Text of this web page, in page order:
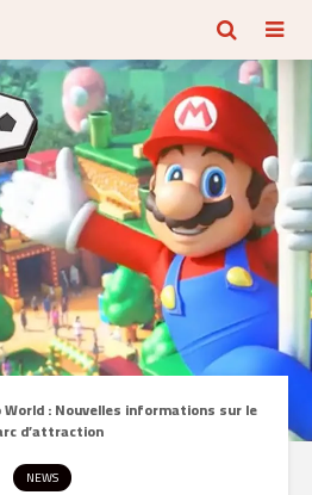
: Nouvelles informations sur le
d’attraction
NEWS